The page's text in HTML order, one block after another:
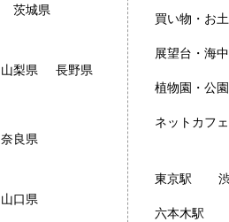
茨城県
山梨県 長野県
奈良県
山口県
買い物・お
展望台・海
植物園・公
ネットカフ
東京駅
六本木駅